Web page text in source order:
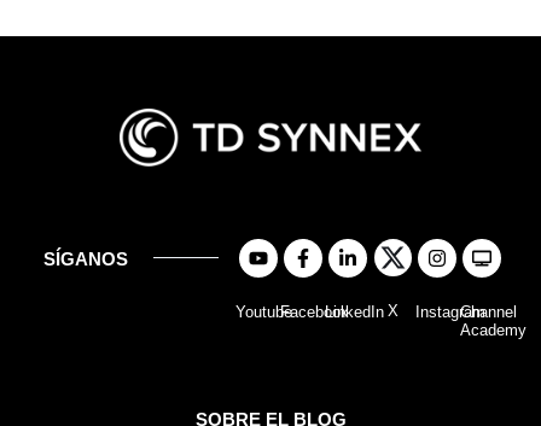
SÍGANOS
YoutubeFacebookLinkedIn X InstagramChannel
Academy
SOBRE EL BLOG